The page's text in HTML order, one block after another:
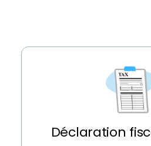
Déclaration